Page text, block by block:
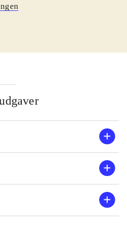
set hele sit
for Singstar er
spiller i en
hvor
sangen
de tonen og
- det er
alle kan være
at vælge